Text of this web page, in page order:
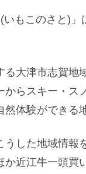
(いもこのさと)
る大津市志賀地
からスキー・ス
然体験ができる
うした地域情報
か近江牛一頭買